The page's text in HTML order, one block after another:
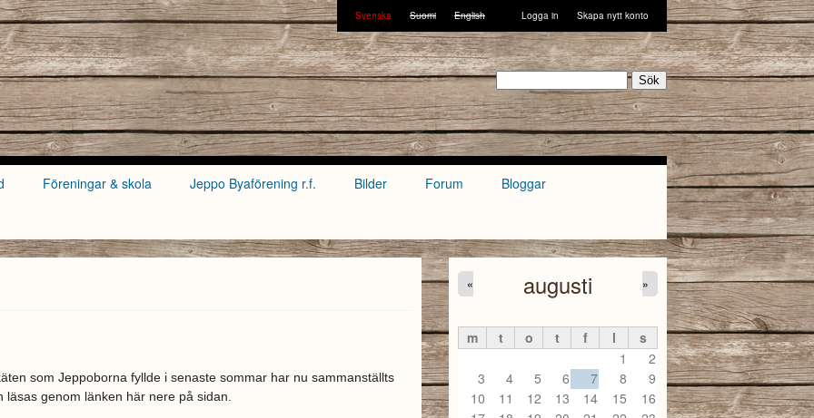
Svenska Suomi English Logga in Skapa nytt konto
Föreningar & skola Jeppo Byaförening r.f. Bilder Forum Bloggar
som Jeppoborna fyllde i senaste sommar har nu sammanställts
läsas genom länken här nere på sidan.
augusti
« »
m t o t f l
s
1
2
3
4 5 6 7 8
9
10
11 12 13 14 15
16